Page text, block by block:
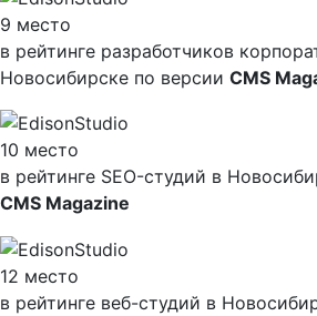
9 место
в рейтинге разработчиков
Новосибирске по версии CMS
10 место
в рейтинге SEO-студий в
CMS Magazine
12 место
в рейтинге веб-студий в